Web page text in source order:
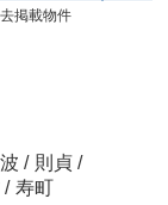
掲載物件
/ 則貞 /
/ 寿町